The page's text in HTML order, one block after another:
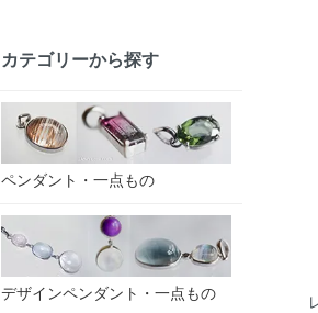
カテゴリーから探す
ペンダント・一点もの
デザインペンダント・一点もの